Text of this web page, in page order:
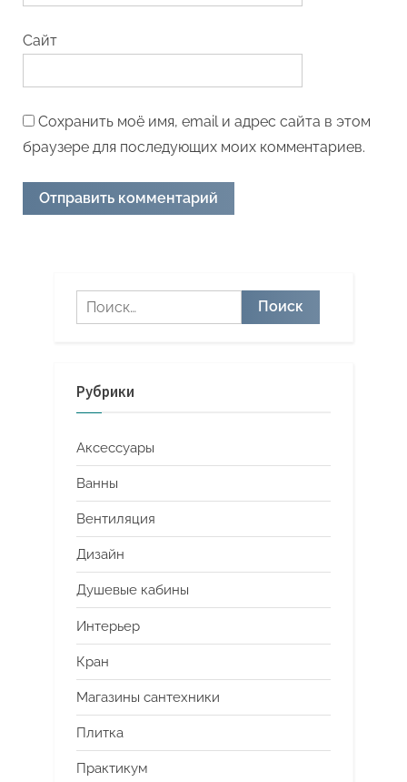
Сайт
Сохранить моё имя, email и адрес сайта в этом
браузере для последующих моих комментариев.
Найти:
Рубрики
Аксессуары
Ванны
Вентиляция
Дизайн
Душевые кабины
Интерьер
Кран
Магазины сантехники
Плитка
Практикум